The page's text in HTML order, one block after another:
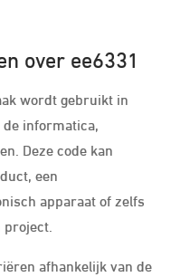
over ee6331
wordt gebruikt in
informatica,
Deze code kan
een
apparaat of zelfs
afhankelijk van de